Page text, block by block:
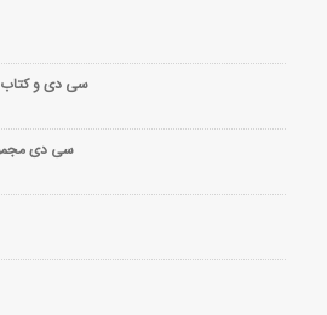
سی دی و کتاب
سی دی